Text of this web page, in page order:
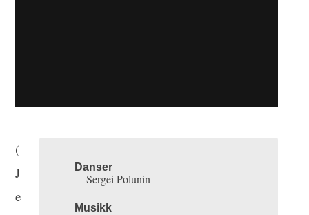
Danser
Sergei Polunin
Musikk
(
J
e